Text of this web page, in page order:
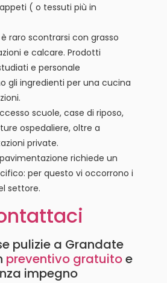
( o tessuti più in
raro scontrarsi con grasso
e calcare. Prodotti
e personale
gli ingredienti per una cucina
scuole, case di riposo,
ospedaliere, oltre a
private.
richiede un
per questo vi occorrono i
settore.
pulizie a Grandate
preventivo gratuitoe
impegno